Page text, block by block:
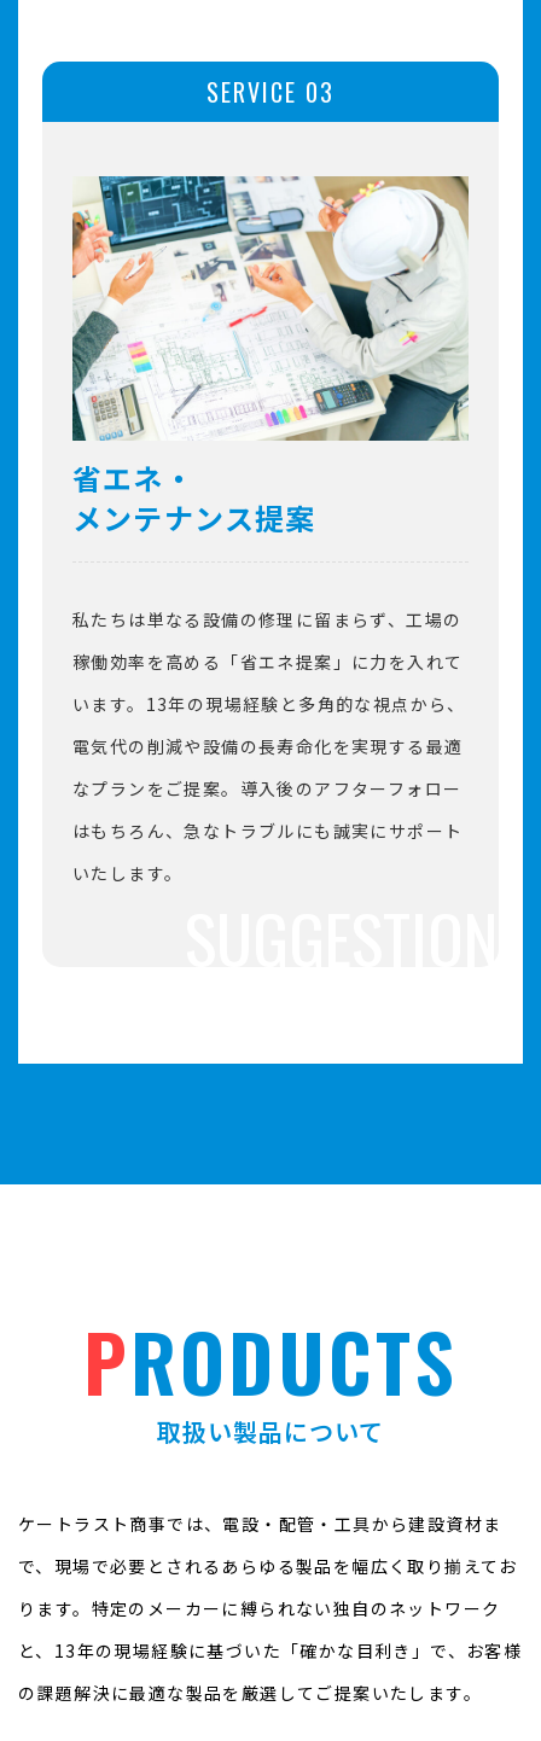
省エネ・
メンテナンス提案
私たちは単なる設備の修理に留まらず、工場の
稼働効率を高める「省エネ提案」に力を入れて
います。13年の現場経験と多角的な視点から、
電気代の削減や設備の長寿命化を実現する最適
なプランをご提案。導入後のアフターフォロー
はもちろん、急なトラブルにも誠実にサポート
いたします。
PRODUCTS
取扱い製品について
ケートラスト商事では、電設・配管・工具から建設資材ま
で、現場で必要とされるあらゆる製品を幅広く取り揃えてお
ります。特定のメーカーに縛られない独自のネットワーク
と、13年の現場経験に基づいた「確かな目利き」で、お客様
の課題解決に最適な製品を厳選してご提案いたします。